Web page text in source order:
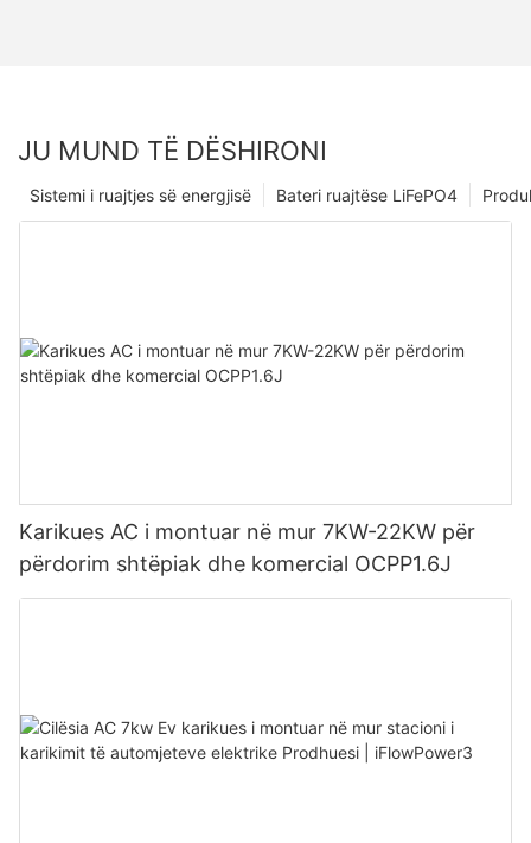
JU MUND TË DËSHIRONI
Bateri ruajtëse LiFePO4
Sistemi i ruajtjes së energjisë
Karikues AC i montuar në mur 7KW-22KW për
përdorim shtëpiak dhe komercial OCPP1.6J